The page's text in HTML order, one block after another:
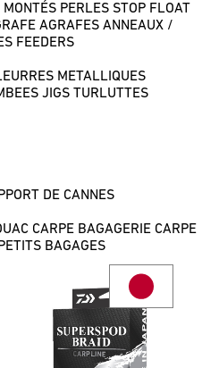
MONTÉS PERLES STOP FLOAT
AGRAFES ANNEAUX /
FEEDERS
METALLIQUES
JIGS TURLUTTES
DE CANNES
CARPE BAGAGERIE CARPE
PETITS BAGAGES